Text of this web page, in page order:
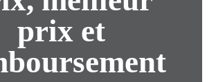
prix et